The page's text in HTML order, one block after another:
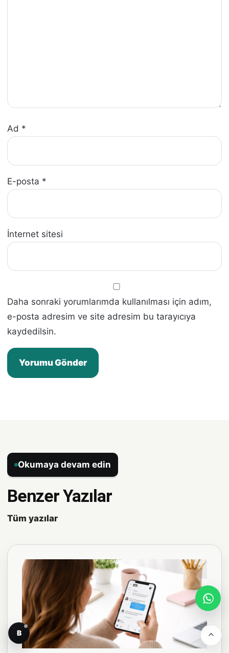
B
Ad *
E-posta *
İnternet sitesi
Daha sonraki yorumlarımda kullanılması için adım,
e-posta adresim ve site adresim bu tarayıcıya
kaydedilsin.
Okumaya devam edin
Benzer Yazılar
Tüm yazılar